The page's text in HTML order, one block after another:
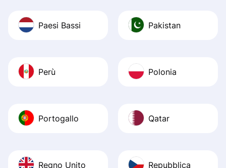
Paesi Bassi Pakistan
Perù Polonia
Portogallo Qatar
Regno Unito Repubblica